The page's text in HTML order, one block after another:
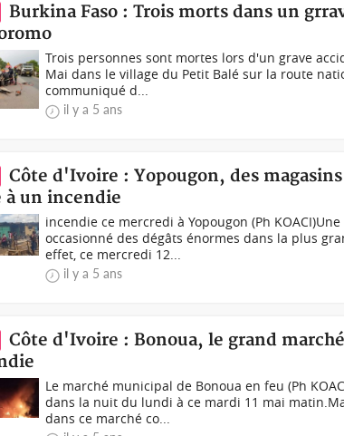
Burkina Faso : Trois morts dans un
Trois personnes sont mortes lors d'un grave
Mai dans le village du Petit Balé sur la route
communiqué d...
il y a 5 ans
Côte d'Ivoire : Yopougon, des
à un incendie
incendie ce mercredi à Yopougon (Ph
occasionné des dégâts énormes dans la plus
effet, ce mercredi 12...
il y a 5 ans
Côte d'Ivoire : Bonoua, le grand
Le marché municipal de Bonoua en feu (Ph
dans la nuit du lundi à ce mardi 11 mai
dans ce marché co...